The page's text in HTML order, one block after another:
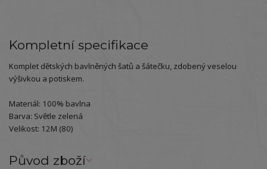
Kompletní specifikace
Komplet dětských bavlněných šatů a šátečku, zdobený veselou
výšivkou a potiskem.
Materiál: 100% bavlna
Barva: Světle zelená
Velikost: 12M (80)
Původ zboží